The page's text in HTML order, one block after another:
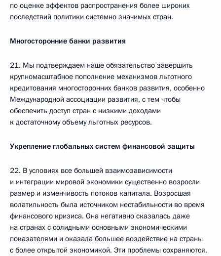
по оценке эффектов распространения более широких
последствий политики системно значимых стран.
Многосторонние банки развития
21. Мы подтверждаем наше обязательство завершить
крупномасштабное пополнение механизмов льготного
кредитования многосторонних банков развития, особенно
Международной ассоциации развития, с тем чтобы
обеспечить доступ стран с низкими доходами
к достаточному объему льготных ресурсов.
Укрепление глобальных систем финансовой защиты
22. В условиях все большей взаимозависимости
и интеграции мировой экономики существенно возросли
размер и изменчивость потоков капитала. Возросшая
волатильность была источником нестабильности во время
финансового кризиса. Она негативно сказалась даже
на странах с солидными основными экономическими
показателями и оказала большее воздействие на страны
с более открытой экономикой. Эти проблемы сохраняются.